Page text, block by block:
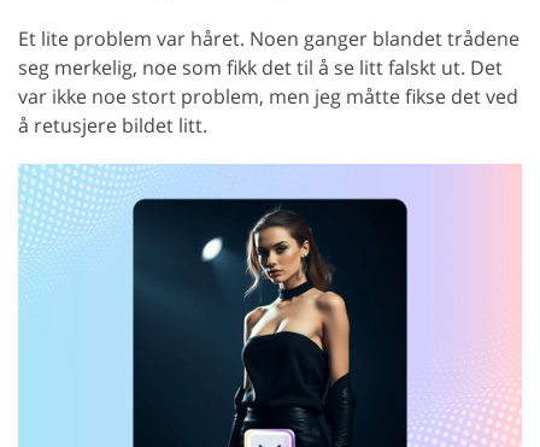
Et lite problem var håret. Noen ganger blandet trådene
seg merkelig, noe som fikk det til å se litt falskt ut. Det
var ikke noe stort problem, men jeg måtte fikse det ved
å retusjere bildet litt.